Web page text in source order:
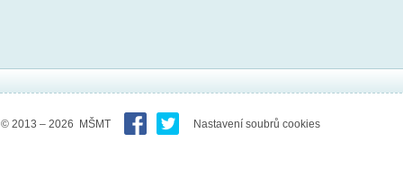
© 2013 – 2026 MŠMT Nastavení soubrů cookies